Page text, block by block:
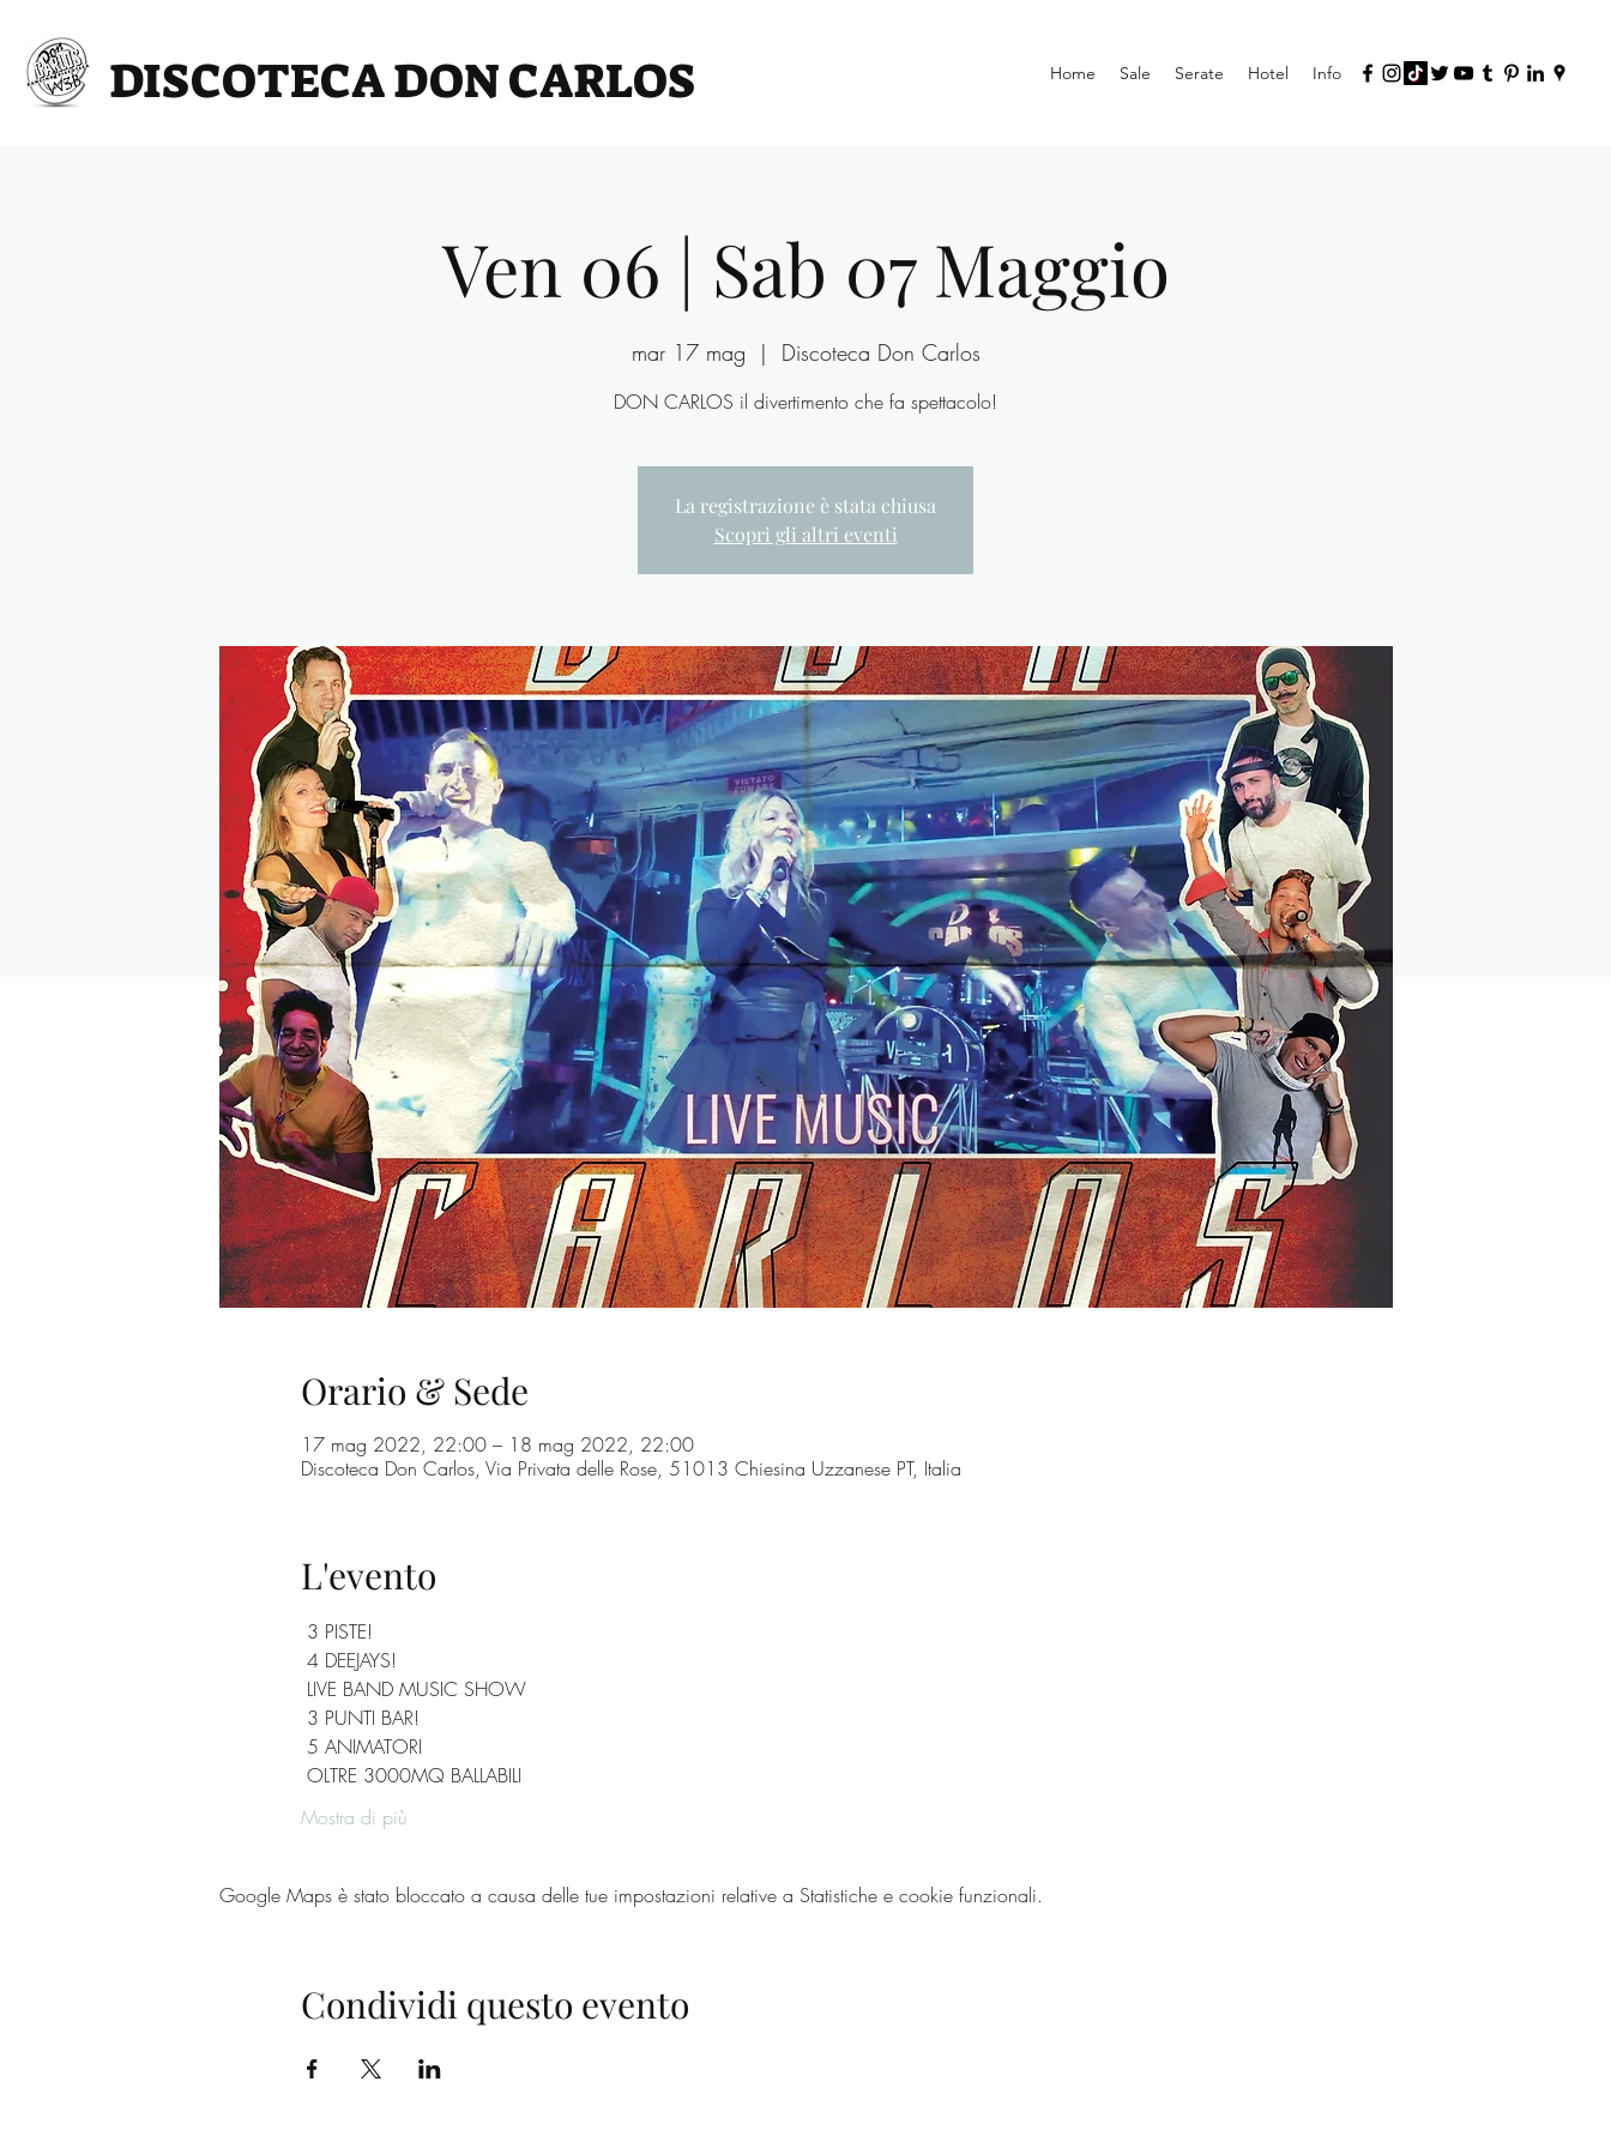
DISCOTECA DON CARLOS Home Sale Serate Hotel Info
Ven 06 | Sab 07 Maggio
mar 17 mag
  |
Discoteca Don Carlos
DON CARLOS il divertimento che fa spettacolo!
La registrazione è stata chiusa
Scopri gli altri eventi
Orario & Sede
17 mag 2022, 22:00 – 18 mag 2022, 22:00
Discoteca Don Carlos, Via Privata delle Rose, 51013 Chiesina Uzzanese PT, Italia
L'evento
3 PISTE!
4 DEEJAYS!
LIVE BAND MUSIC SHOW
3 PUNTI BAR!
5 ANIMATORI
OLTRE 3000MQ BALLABILI
Mostra di più
Google Maps è stato bloccato a causa delle tue impostazioni relative a Statistiche e cookie funzionali.
Condividi questo evento